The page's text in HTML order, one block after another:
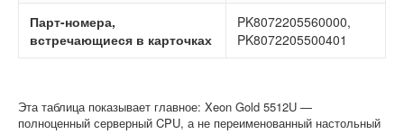
Парт-номера,
встречающиеся в карточках
PK8072205560000,
PK8072205500401
Эта таблица показывает главное: Xeon Gold 5512U —
полноценный серверный CPU, а не переименованный настольный